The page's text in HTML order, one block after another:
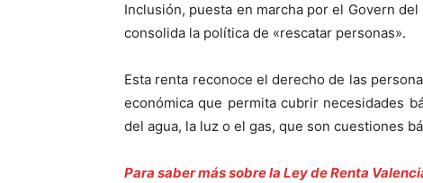
Inclusión, puesta en marcha por el Govern
consolida la política de «rescatar personas».
Esta renta reconoce el derecho de las
económica que permita cubrir necesidades
del agua, la luz o el gas, que son cuestiones
Para saber más sobre la Ley de Renta